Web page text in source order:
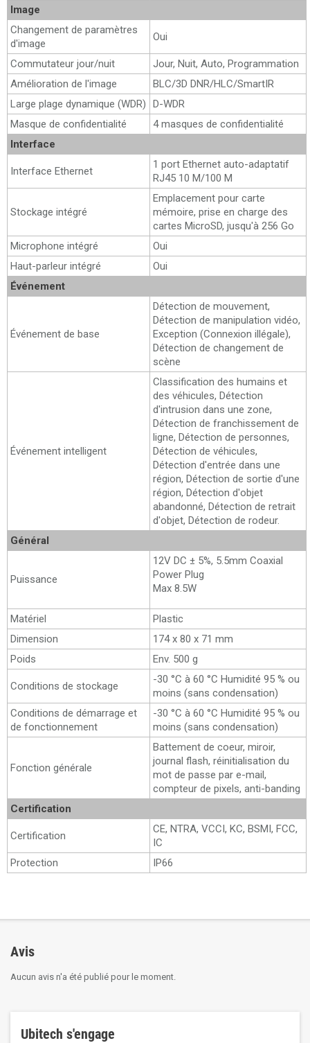
Image
Changement de paramètres
d'image
Oui
Commutateur jour/nuit
Jour, Nuit, Auto, Programmation
Amélioration de l'image
BLC/3D DNR/HLC/SmartIR
Large plage dynamique (WDR)
D-WDR
Masque de confidentialité
4 masques de confidentialité
Interface
Interface Ethernet
1 port Ethernet auto-adaptatif
RJ45 10 M/100 M
Stockage intégré
Emplacement pour carte
mémoire, prise en charge des
cartes MicroSD, jusqu'à 256 Go
Microphone intégré
Oui
Haut-parleur intégré
Oui
Événement
Événement de base
Détection de mouvement,
Détection de manipulation vidéo,
Exception (Connexion illégale),
Détection de changement de
scène
Événement intelligent
Classification des humains et
des véhicules, Détection
d'intrusion dans une zone,
Détection de franchissement de
ligne, Détection de personnes,
Détection de véhicules,
Détection d'entrée dans une
région, Détection de sortie d'une
région, Détection d'objet
abandonné, Détection de retrait
d'objet, Détection de rodeur.
Général
Puissance
12V DC ± 5%, 5.5mm Coaxial
Power Plug
Max 8.5W
Matériel
Plastic
Dimension
174 x 80 x 71 mm
Poids
Env. 500 g
Conditions de stockage
-30 °C à 60 °C Humidité 95 % ou
moins (sans condensation)
Conditions de démarrage et
de fonctionnement
-30 °C à 60 °C Humidité 95 % ou
moins (sans condensation)
Fonction générale
Battement de coeur, miroir,
journal flash, réinitialisation du
mot de passe par e-mail,
compteur de pixels, anti-banding
Certification
Certification
CE, NTRA, VCCI, KC, BSMI, FCC,
IC
Protection
IP66
Avis
Aucun avis n'a été publié pour le moment.
Ubitech s'engage